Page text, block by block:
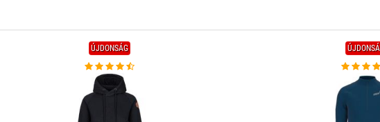
ÚJDONSÁG